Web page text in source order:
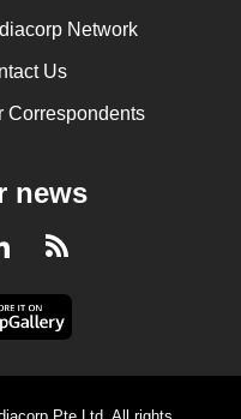
Network
Us
Correspondents
news
LinkedInRSS